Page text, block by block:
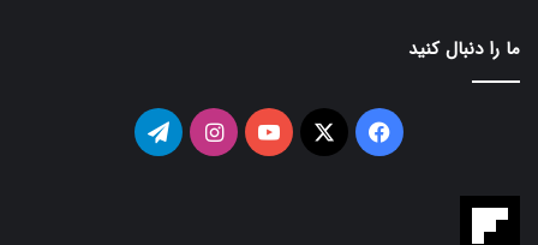
ما را دنبال کنید
فیسبوکایکس یوتیوباینستاگرامتلگرام